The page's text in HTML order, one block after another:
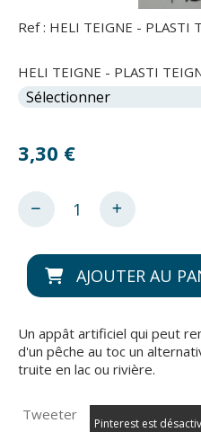
Ref : HELI TEIGNE - PLASTI
HELI TEIGNE - PLASTI
3,30 €
AJOUTER AU
Un appât artificiel qui peut
d'un pêche au toc un
truite en lac ou rivière.
Tweeter
Pinterest est